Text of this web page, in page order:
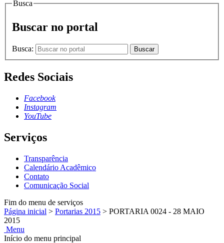
Busca
Buscar no portal
Busca: Buscar
Redes Sociais
Facebook
Instagram
YouTube
Serviços
Transparência
Calendário Acadêmico
Contato
Comunicação Social
Fim do menu de serviços
Página inicial > Portarias 2015 > PORTARIA 0024 - 28 MAIO
2015
Menu
Início do menu principal